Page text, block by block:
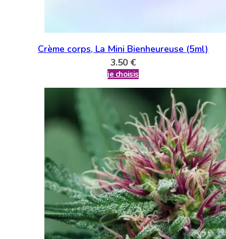
Crème corps, La Mini Bienheureuse (5ml)
3.50 €
je choisis
produit
plusieurs
variations.
Les
options
peuvent
être
choisies
sur
la
page
du